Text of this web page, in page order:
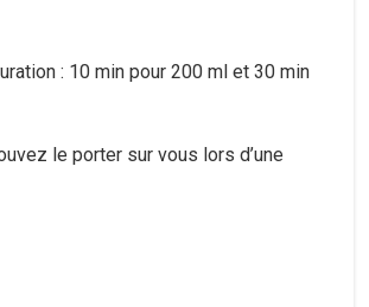
: 10 min pour 200 ml et 30 min
le porter sur vous lors d’une